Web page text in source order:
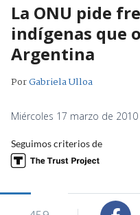
La ONU pide
indígenas que
Argentina
PorGabriela Ulloa
Miércoles 17 marzo de
Seguimos criterios de